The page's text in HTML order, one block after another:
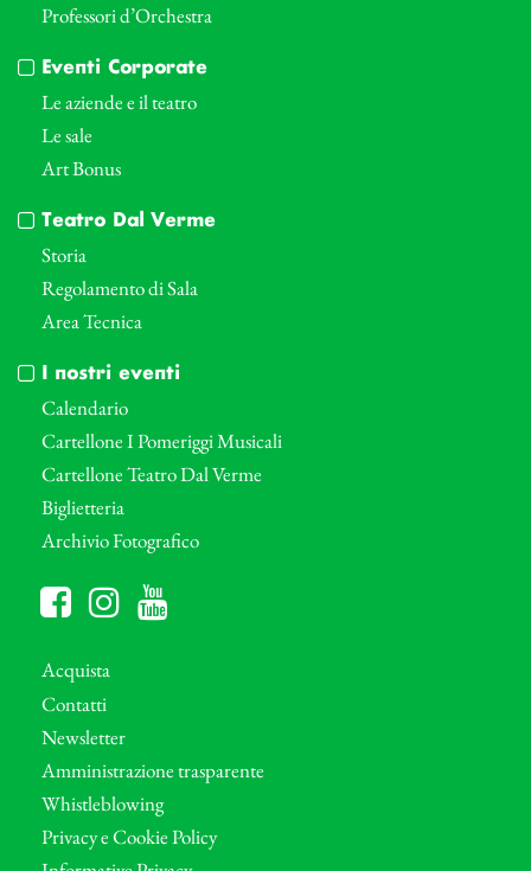
Professori d’Orchestra
Eventi Corporate
Le aziende e il teatro
Le sale
Art Bonus
Teatro Dal Verme
Storia
Regolamento di Sala
Area Tecnica
I nostri eventi
Calendario
Cartellone I Pomeriggi Musicali
Cartellone Teatro Dal Verme
Biglietteria
Archivio Fotografico
Acquista
Contatti
Newsletter
Amministrazione trasparente
Whistleblowing
Privacy e Cookie Policy